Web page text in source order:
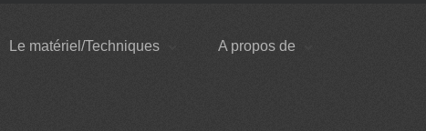
Le matériel/Techniques A propos de